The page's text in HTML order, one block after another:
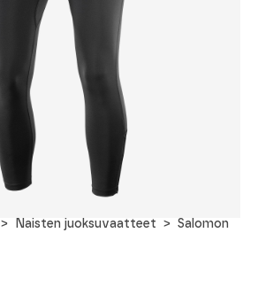
Naisten juoksuvaatteet
Salomon